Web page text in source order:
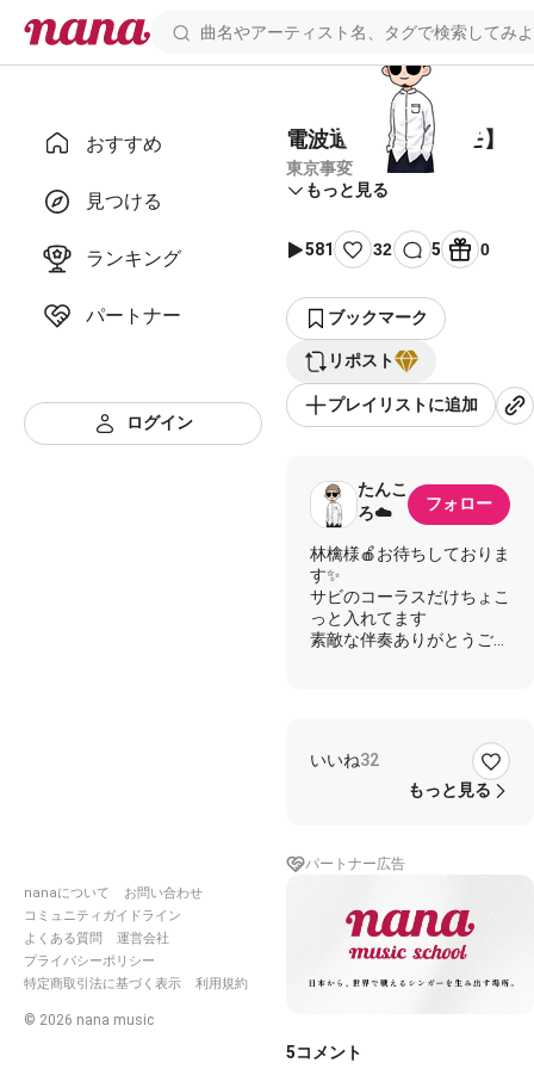
おすすめ
見つける
ランキング
パートナー
ログイン
nanaについて
お問い合わせ
コミュニティガイドライン
よくある質問
運営会社
プライバシーポリシー
特定商取引法に基づく表示
利用規約
© 2026 nana music
電波通信 【エアハモ】
東京事変
もっと見る
581 32 5 0
ブックマーク
リポスト
プレイリストに追加
たんこ
ろ☁️
フォロー
林檎様🍎お待ちしておりま
す✨
サビのコーラスだけちょこ
っと入れてます
素敵な伴奏ありがとうござ
▲ 🎌東京事変🎌コラボ用
通じてオンライン
待って微かな周波
‥遠くない‥
信じてローファイ
いいね32
もっと見る
パートナー広告
5コメント